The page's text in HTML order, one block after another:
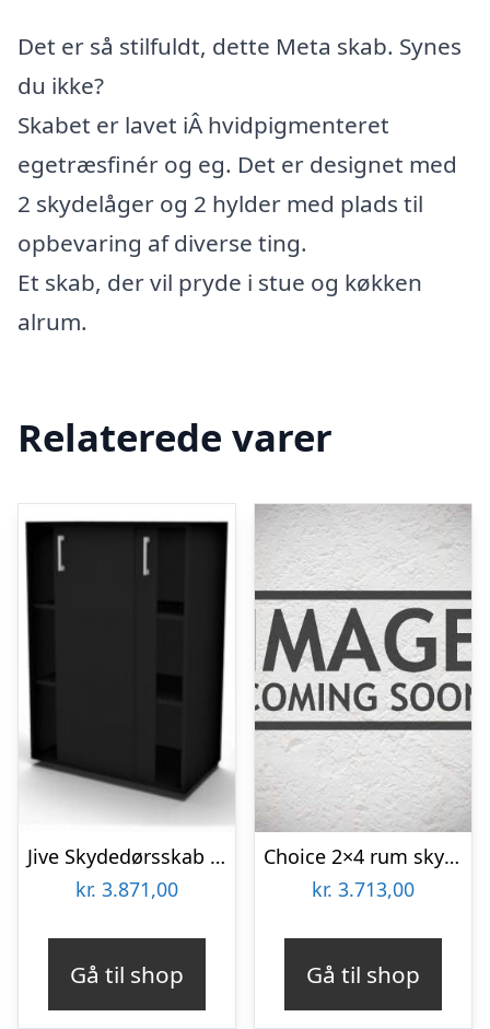
Det er så stilfuldt, dette Meta skab. Synes
du ikke?
Skabet er lavet iÂ hvidpigmenteret
egetræsfinér og eg. Det er designet med
2 skydelåger og 2 hylder med plads til
opbevaring af diverse ting.
Et skab, der vil pryde i stue og køkken
alrum.
Relaterede varer
Jive Skydedørsskab – 6 rum – 78 cm bred
kr. 3.871,00
Gå til shop
Choice 2×4 rum skydedørsskab – 120 cm bred
kr. 3.713,00
Gå til shop